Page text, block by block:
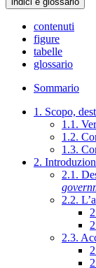
contenuti
figure
tabelle
glossario
Sommario
1. Scopo,
1.1.
1.2.
1.3.
2.
2.1.
2.2.
2.3.